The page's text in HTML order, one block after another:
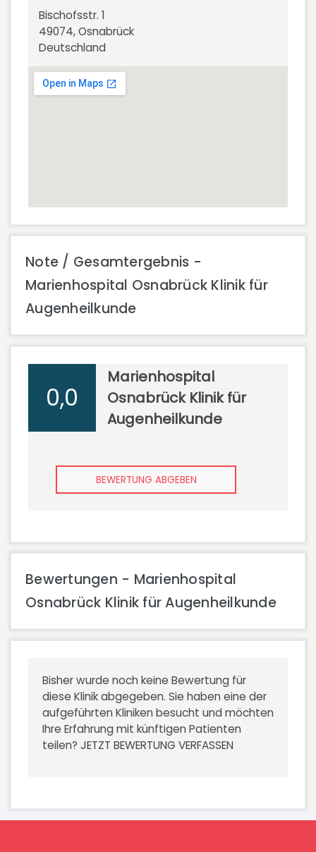
Bischofsstr. 1
49074, Osnabrück
Deutschland
Note / Gesamtergebnis -
Marienhospital Osnabrück Klinik für
Augenheilkunde
0,0
Marienhospital
Osnabrück Klinik für
Augenheilkunde
BEWERTUNG ABGEBEN
Bewertungen - Marienhospital
Osnabrück Klinik für Augenheilkunde
Bisher wurde noch keine Bewertung für
diese Klinik abgegeben. Sie haben eine der
aufgeführten Kliniken besucht und möchten
Ihre Erfahrung mit künftigen Patienten
teilen? JETZT BEWERTUNG VERFASSEN